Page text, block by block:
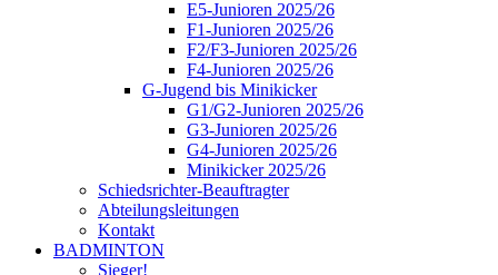
E5-Junioren 2025/26
F1-Junioren 2025/26
F2/F3-Junioren 2025/26
F4-Junioren 2025/26
G-Jugend bis Minikicker
G1/G2-Junioren 2025/26
G3-Junioren 2025/26
G4-Junioren 2025/26
Minikicker 2025/26
Schiedsrichter-Beauftragter
Abteilungsleitungen
Kontakt
BADMINTON
Sieger!